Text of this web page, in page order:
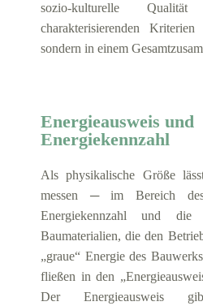
sozio-kulturelle
charakterisierenden
sondern in einem
Energieausweis und
Energiekennzahl
Als physikalische Größe
messen ─ im Bereich
Energiekennzahl und die
Baumaterialien, die den
„graue“ Energie des
fließen in den
Der Energieausweis